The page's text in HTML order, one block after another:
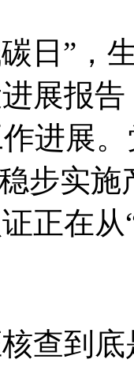
日”，
展报
进展
步实
正在
查到